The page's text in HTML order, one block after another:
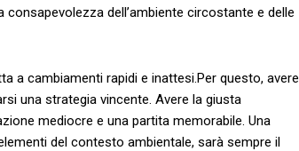
dell’ambiente circostante⁢ e ⁢delle
⁤a cambiamenti rapidi e inattesi.Per questo,‍ avere
una strategia⁣ vincente. ⁣Avere‌ la giusta
mediocre e una partita memorabile. Una⁤
del contesto ⁣ambientale, sarà ‌sempre⁤ il